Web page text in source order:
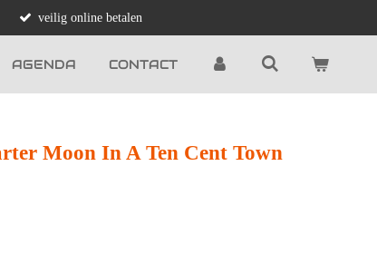
veilig online betalen
AGENDA CONTACT
Moon In A Ten Cent Town